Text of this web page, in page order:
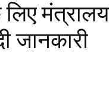
जानकारी